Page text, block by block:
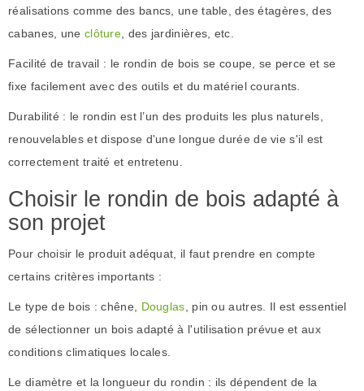
réalisations comme des bancs, une table, des étagères, des
cabanes, une clôture , des jardinières, etc.
Facilité de travail : le rondin de bois se coupe, se perce et se
fixe facilement avec des outils et du matériel courants.
Durabilité : le rondin est l’un des produits les plus naturels,
renouvelables et dispose d'une longue durée de vie s'il est
correctement traité et entretenu.
Choisir le rondin de bois adapté à
son projet
Pour choisir le produit adéquat, il faut prendre en compte
certains critères importants :
Le type de bois : chêne, Douglas , pin ou autres. Il est essentiel
de sélectionner un bois adapté à l'utilisation prévue et aux
conditions climatiques locales.
Le diamètre et la longueur du rondin : ils dépendent de la